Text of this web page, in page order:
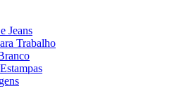
Jeans
Trabalho